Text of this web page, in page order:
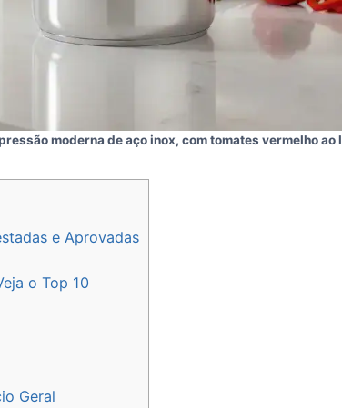
moderna de aço inox, com tomates vermelho ao
e Aprovadas
o Top 10
Geral